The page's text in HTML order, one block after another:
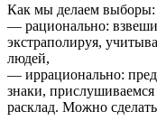
Как мы делаем выборы:
— рационально:
экстраполируя,
людей,
— иррационально:
знаки, прислушиваемся
расклад. Можно